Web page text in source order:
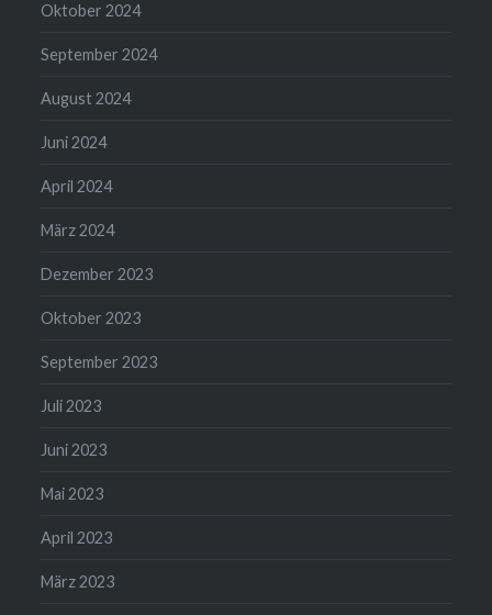
Oktober 2024
September 2024
August 2024
Juni 2024
April 2024
März 2024
Dezember 2023
Oktober 2023
September 2023
Juli 2023
Juni 2023
Mai 2023
April 2023
März 2023